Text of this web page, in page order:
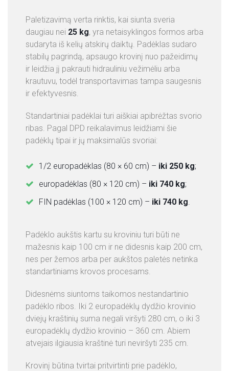
Paletizavimą verta rinktis, kai siunta sveria
daugiau nei 25 kg, yra netaisyklingos formos arba
sudaryta iš kelių atskirų daiktų. Padėklas sudaro
stabilų pagrindą, apsaugo krovinį nuo pažeidimų
ir leidžia jį pakrauti hidrauliniu vežimėliu arba
krautuvu, todėl transportavimas tampa saugesnis
ir efektyvesnis.
Standartiniai padėklai turi aiškiai apibrėžtas svorio
ribas. Pagal DPD reikalavimus leidžiami šie
padėklų tipai ir jų maksimalūs svoriai:
1/2 europadėklas (80 × 60 cm) – iki 250 kg;
europadėklas (80 × 120 cm) – iki 740 kg;
FIN padėklas (100 × 120 cm) – iki 740 kg
Padėklo aukštis kartu su kroviniu turi būti ne
mažesnis kaip 100 cm ir ne didesnis kaip 200 cm,
nes per žemos arba per aukštos paletės netinka
standartiniams krovos procesams.
Didesnėms siuntoms taikomos nestandartinio
padėklo ribos. Iki 2 europadėklų dydžio krovinio
dviejų kraštinių suma negali viršyti 280 cm, o iki 3
europadėklų dydžio krovinio – 360 cm. Abiem
atvejais ilgiausia kraštinė turi neviršyti 235 cm.
Krovinį būtina tvirtai pritvirtinti prie padėklo,